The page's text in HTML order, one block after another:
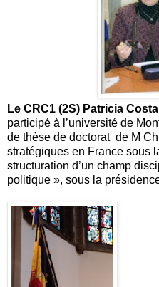
Le CRC1 (2S) Patricia Costa
participé à l’université de
de thèse de doctorat de M
stratégiques en France sous
structuration d’un champ
politique », sous la